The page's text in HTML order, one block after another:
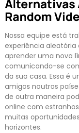
Alternativas
Random
Nossa equipe está
experiência
aprender uma nova
comunicando-se
da sua casa. Essa é
amigos noutros
de outra maneira
online com
muitas
horizontes.